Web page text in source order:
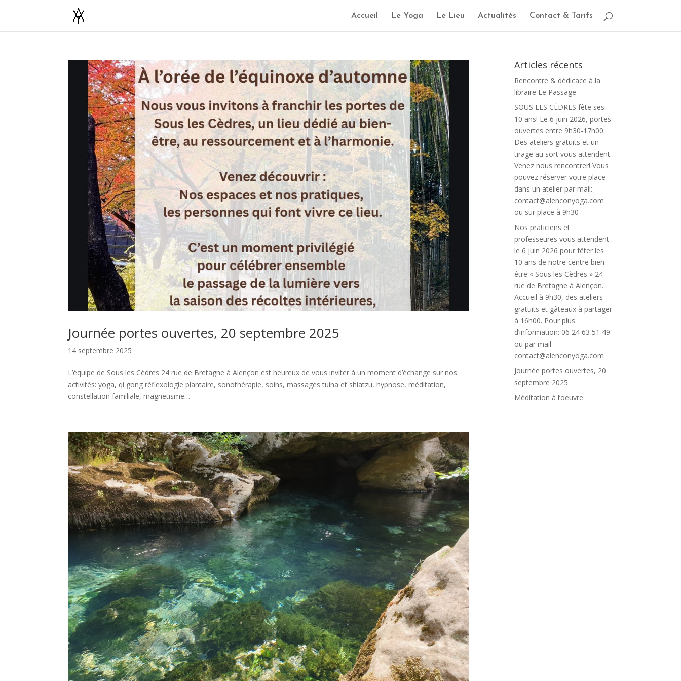
Accueil Le Yoga Le Lieu Actualités Contact & Tarifs
Journée portes ouvertes, 20 septembre 2025
14 septembre 2025
L’équipe de Sous les Cèdres 24 rue de Bretagne à Alençon est heureux de vous inviter à un moment d’échange sur nos
activités: yoga, qi gong réflexologie plantaire, sonothérapie, soins, massages tuina et shiatzu, hypnose, méditation,
constellation familiale, magnetisme…
Articles récents
Rencontre & dédicace à la
libraire Le Passage
SOUS LES CÈDRES fête ses
10 ans! Le 6 juin 2026, portes
ouvertes entre 9h30-17h00.
Des ateliers gratuits et un
tirage au sort vous attendent.
Venez nous rencontrer! Vous
pouvez réserver votre place
dans un atelier par mail:
contact@alenconyoga.com
ou sur place à 9h30
Nos praticiens et
professeures vous attendent
le 6 juin 2026 pour fêter les
10 ans de notre centre bien-
être « Sous les Cèdres » 24
rue de Bretagne à Alençon.
Accueil à 9h30, des ateliers
gratuits et gâteaux à partager
à 16h00. Pour plus
d’information: 06 24 63 51 49
ou par mail:
contact@alenconyoga.com
Journée portes ouvertes, 20
septembre 2025
Méditation à l’oeuvre